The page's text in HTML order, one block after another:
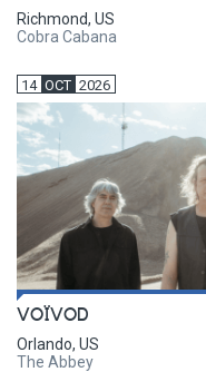
Richmond, US
Cobra Cabana
14 OCT 2026
VOÏVOD
Orlando, US
The Abbey